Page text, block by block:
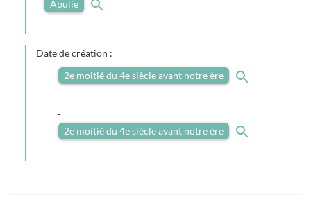
Apulie
Date de création :
2e moitié du 4e siècle avant notre ère
-
2e moitié du 4e siècle avant notre ère